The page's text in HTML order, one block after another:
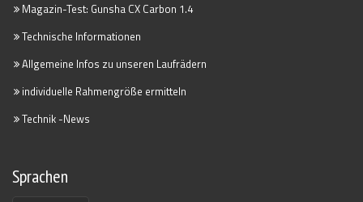
Magazin-Test: Gunsha CX Carbon 1.4
Technische Informationen
Allgemeine Infos zu unseren Laufrädern
individuelle Rahmengröße ermitteln
Technik -News
Sprachen